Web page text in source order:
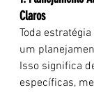
Claros
Toda
um
Isso significa
específicas,